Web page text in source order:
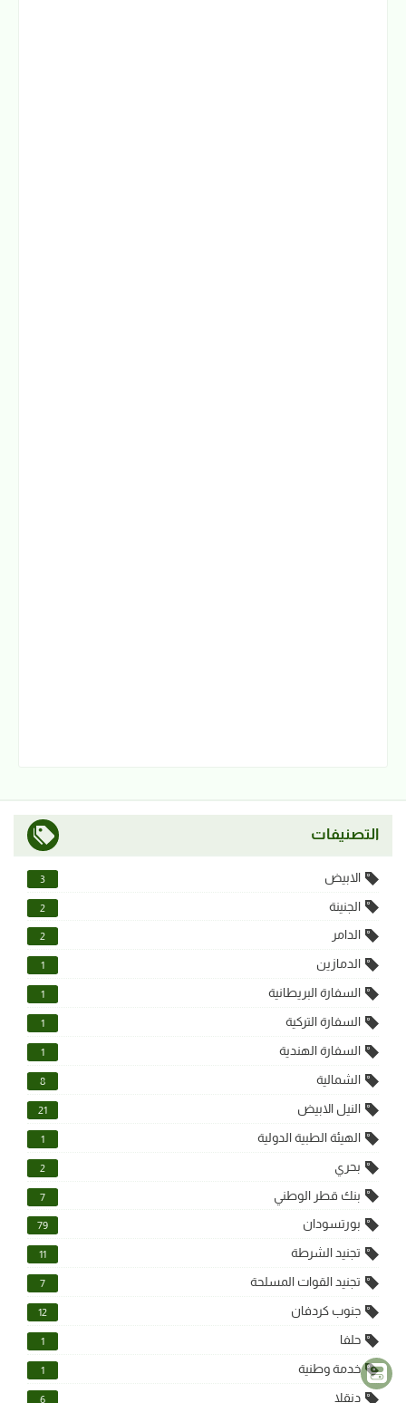
التصنيفات
الابيض 3
الجنينة 2
الدامر 2
الدمازين 1
السفارة البريطانية 1
السفارة التركية 1
السفارة الهندية 1
الشمالية 8
النيل الابيض 21
الهيئة الطبية الدولية 1
بحري 2
بنك قطر الوطني 7
بورتسودان 79
تجنيد الشرطة 11
تجنيد القوات المسلحة 7
جنوب كردفان 12
حلفا 1
خدمة وطنية 1
دنقلا 6